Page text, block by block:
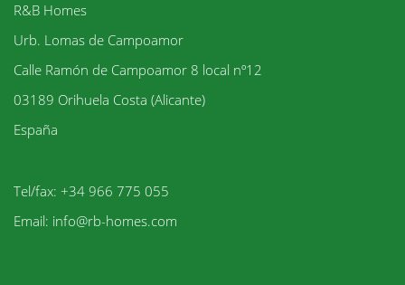
R&B Homes
Urb. Lomas de Campoamor
Calle Ramón de Campoamor 8 local nº12
03189 Orihuela Costa (Alicante)
España
Tel/fax: +34 966 775 055
Email: info@rb-homes.com